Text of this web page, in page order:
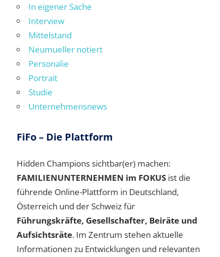
In eigener Sache
Interview
Mittelstand
Neumueller notiert
Personalie
Portrait
Studie
Unternehmensnews
FiFo – Die Plattform
Hidden Champions sichtbar(er) machen:
FAMILIENUNTERNEHMEN im FOKUS ist die
führende Online-Plattform in Deutschland,
Österreich und der Schweiz für
Führungskräfte, Gesellschafter, Beiräte und
Aufsichtsräte. Im Zentrum stehen aktuelle
Informationen zu Entwicklungen und relevanten